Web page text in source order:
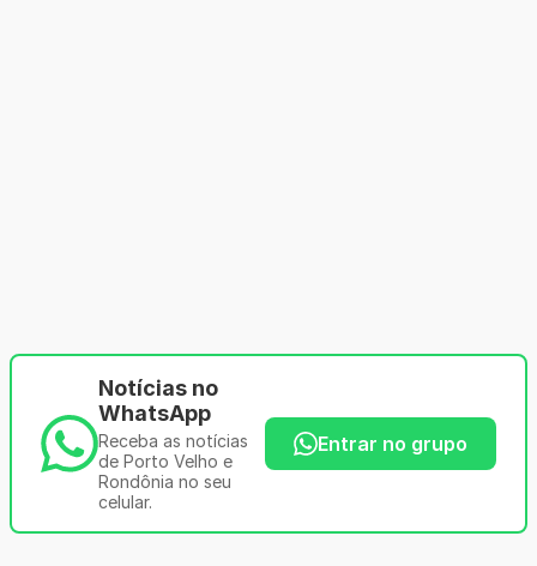
Notícias no
WhatsApp
Receba as notícias
de Porto Velho e
Rondônia no seu
celular.
Entrar no grupo